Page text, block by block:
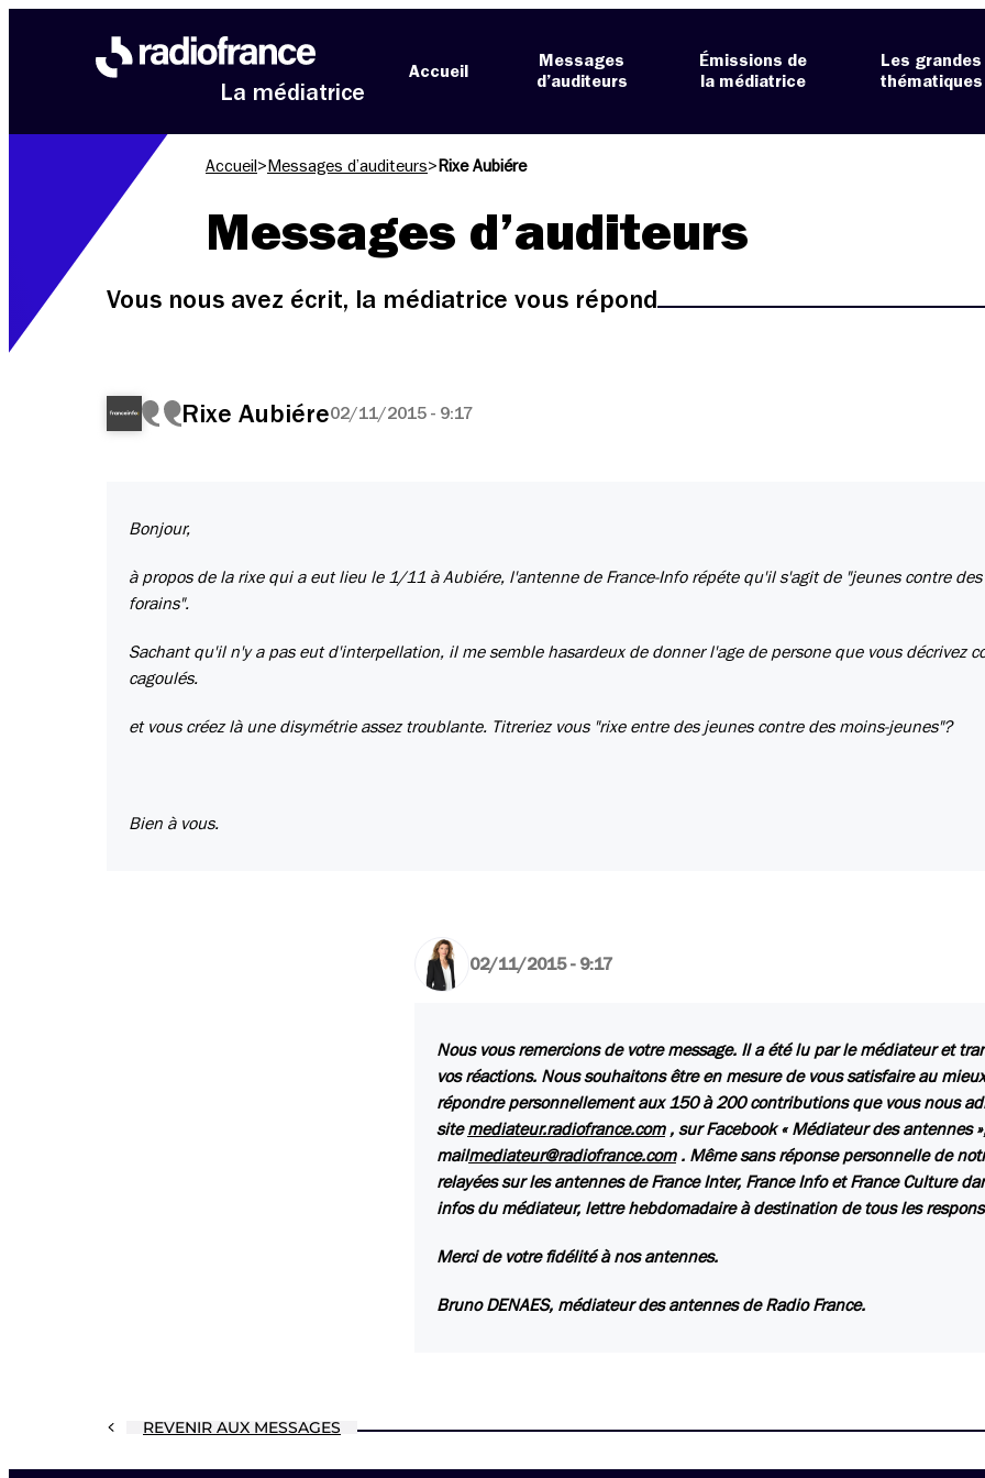
La médiatrice
Accueil
Messages
d’auditeurs
Émissions de
la médiatrice
Les grandes
thématiques
Accueil > Messages d’auditeurs> Rixe Aubiére
Messages d’auditeurs
Vous nous avez écrit, la médiatrice vous répond
Rixe Aubiére02/11/2015 - 9:17
Bonjour,
à propos de la rixe qui a eut lieu le 1/11 à Aubiére, l'antenne de France-Info répéte qu'il s'agit de "jeunes contre des
forains".
Sachant qu'il n'y a pas eut d'interpellation, il me semble hasardeux de donner l'age de persone que vous décrivez
cagoulés.
et vous créez là une disymétrie assez troublante. Titreriez vous "rixe entre des jeunes contre des moins-jeunes"?
Bien à vous.
02/11/2015 - 9:17
Nous vous remercions de votre message. Il a été lu par le médiateur et
vos réactions. Nous souhaitons être en mesure de vous satisfaire au
répondre personnellement aux 150 à 200 contributions que vous nous
sitemediateur.radiofrance.com, sur Facebook « Médiateur des antennes
mailmediateur@radiofrance.com. Même sans réponse personnelle de
relayées sur les antennes de France Inter, France Info et France Culture
infos du médiateur, lettre hebdomadaire à destination de tous les
Merci de votre fidélité à nos antennes.
Bruno DENAES, médiateur des antennes de Radio France.
REVENIR AUX MESSAGES